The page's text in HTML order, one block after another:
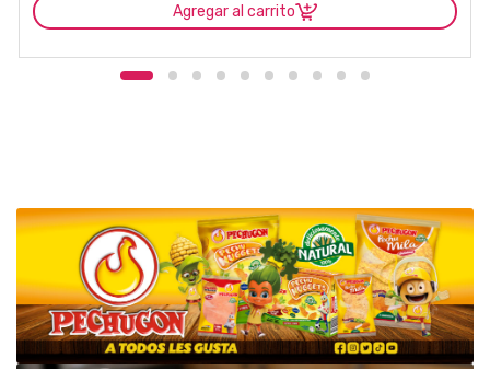
Agregar al carrito